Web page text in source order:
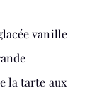
vanille
la tarte aux